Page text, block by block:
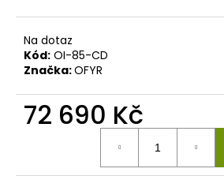
Na dotaz
Kód: OI-85-CD
Značka:OFYR
72 690 Kč
r
u
č
u
j
e
m